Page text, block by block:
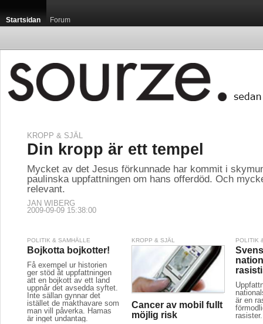
Startsidan Forum
KROPP & SJÄL
Din kropp är ett tempel
Mycket av det Jesus förkunnade har kommit i
paulinska uppfattningen om hans offerdöd. Och
relevant.
JAN WIBERG
2009-09-09 15:38:00
POLITIK & SAMHÄLLE
Bojkotta bojkotter!
Få exempel ur historien
ger stöd åt uppfattningen
att en bojkott av ett land
uppnår det avsedda syftet.
Inte sällan gynnar det
istället de makthavare som
man vill påverka. Hamas
är inget undantag.
KROPP & SJÄL
Cancer av mobil fullt
möjlig risk
POLITIK
är en
rasister.